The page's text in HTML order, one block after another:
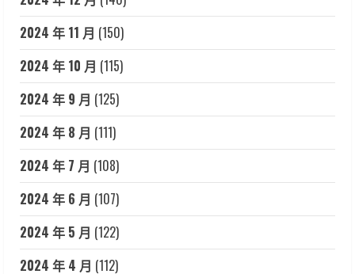
2024 年 11 月 (150)
2024 年 10 月 (115)
2024 年 9 月 (125)
2024 年 8 月 (111)
2024 年 7 月 (108)
2024 年 6 月 (107)
2024 年 5 月 (122)
2024 年 4 月 (112)